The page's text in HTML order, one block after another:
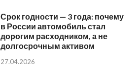
Срок годности — 3 года: почему
в России автомобиль стал
дорогим расходником, а не
долгосрочным активом
27.04.2026